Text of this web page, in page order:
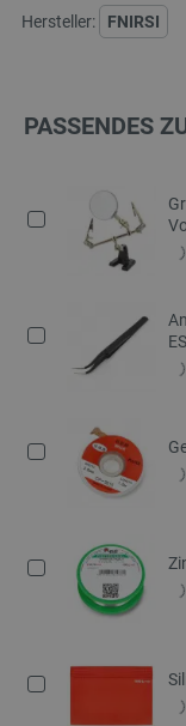
Hersteller: FNIRSI
PASSENDES